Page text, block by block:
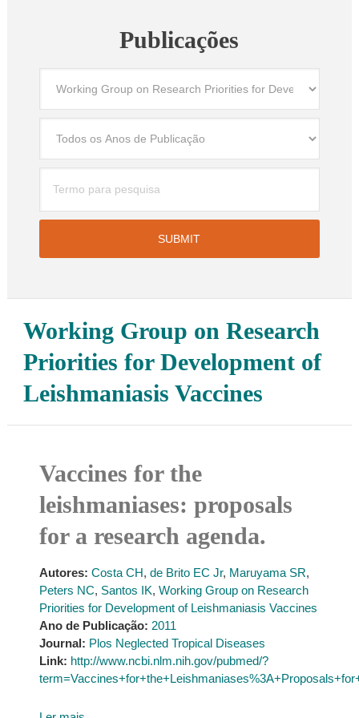
Publicações
Working Group on Research
Priorities for Development of
Leishmaniasis Vaccines
Vaccines for the
leishmaniases: proposals
for a research agenda.
Autores: Costa CH, de Brito EC Jr, Maruyama SR,
Peters NC, Santos IK, Working Group on Research
Priorities for Development of Leishmaniasis Vaccines
Ano de Publicação: 2011
Journal: Plos Neglected Tropical Diseases
Link: http://www.ncbi.nlm.nih.gov/pubmed/?